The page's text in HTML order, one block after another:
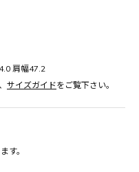
肩幅47.2
サイズガイドをご覧下さい。
す。